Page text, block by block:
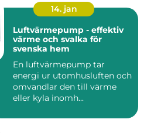
14. jan
Luftvärmepump - effektiv
värme och svalka för
svenska hem
En luftvärmepump tar
energi ur utomhusluften och
omvandlar den till värme
eller kyla inomh...